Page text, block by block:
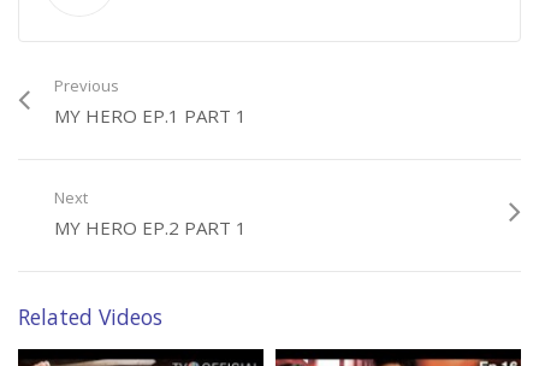
Previous
MY HERO EP.1 PART 1
Next
MY HERO EP.2 PART 1
Related Videos